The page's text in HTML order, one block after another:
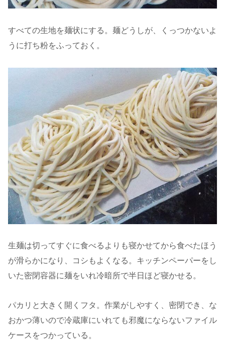
すべての生地を麺状にする。麺どうしが、くっつかないよ
うに打ち粉をふっておく。
生麺は切ってすぐに食べるよりも寝かせてから食べたほう
が滑らかになり、コシもよくなる。キッチンペーパーをし
いた密閉容器に麺をいれ冷暗所で半日ほど寝かせる。
パカリと大きく開くフタ。作業がしやすく、密閉でき、な
おかつ薄いので冷蔵庫にいれても邪魔にならないファイル
ケースをつかっている。